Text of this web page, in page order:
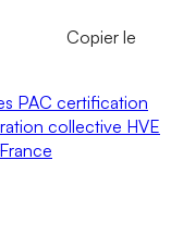
Copier le
PAC certification
collective HVE